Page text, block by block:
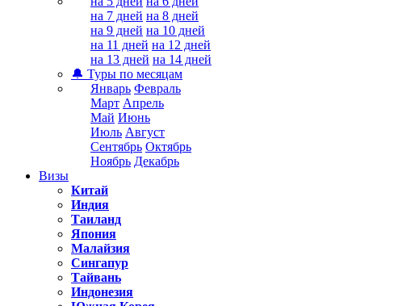
на 7 дней на 8 дней
на 9 дней на 10 дней
на 11 дней на 12 дней
на 13 дней на 14 дней
🔔 Туры по месяцам
Январь Февраль
Март Апрель
Май Июнь
Июль Август
Сентябрь Октябрь
Ноябрь Декабрь
Визы
Китай
Индия
Таиланд
Япония
Малайзия
Сингапур
Тайвань
Индонезия